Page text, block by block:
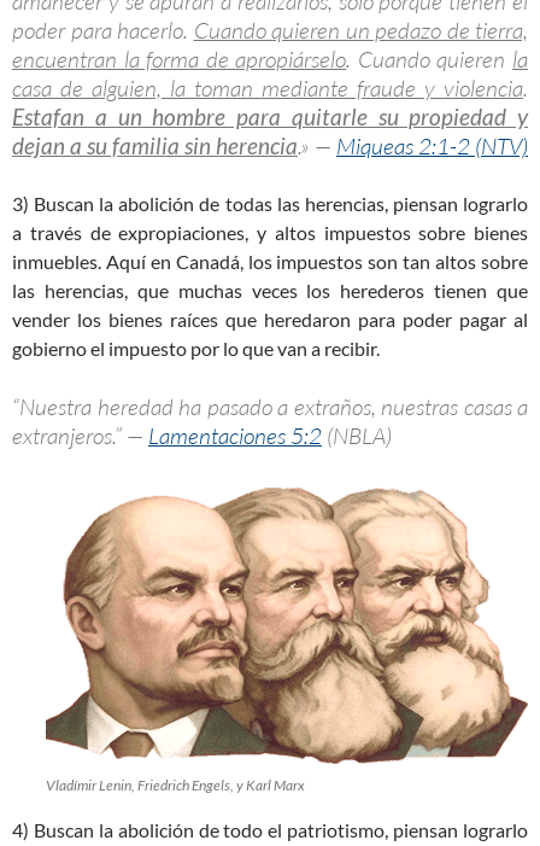
poder para hacerlo. Cuando quieren un pedazo de tierra,
encuentran la forma de apropiárselo. Cuando quieren la
casa de alguien, la toman mediante fraude y violencia.
Estafan a un hombre para quitarle su propiedad y
dejan a su familia sin herencia.» — Miqueas 2:1-2 (NTV)
3) Buscan la abolición de todas las herencias, piensan lograrlo
a través de expropiaciones, y altos impuestos sobre bienes
inmuebles. Aquí en Canadá, los impuestos son tan altos sobre
las herencias, que muchas veces los herederos tienen que
vender los bienes raíces que heredaron para poder pagar al
gobierno el impuesto por lo que van a recibir.
“Nuestra heredad ha pasado a extraños, nuestras casas a
extranjeros.” — Lamentaciones 5:2 (NBLA)
Vladímir Lenin, Friedrich Engels, y Karl Marx
4) Buscan la abolición de todo el patriotismo, piensan lograrlo